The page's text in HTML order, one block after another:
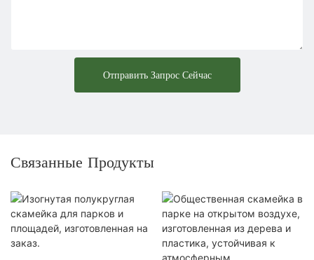
Отправить Запрос Сейчас
Связанные Продукты